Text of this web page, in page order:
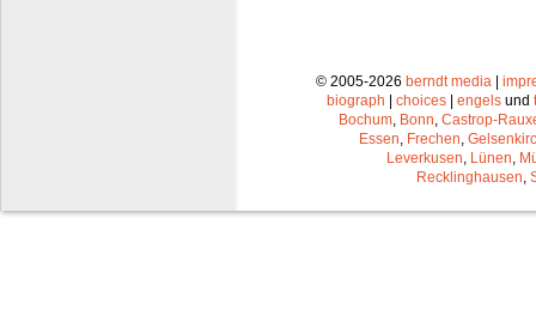
© 2005-2026 berndt media |
biograph | choices | engels und
Bochum Bonn Castrop-
Essen Frechen
Leverkusen Lünen
Recklinghausen